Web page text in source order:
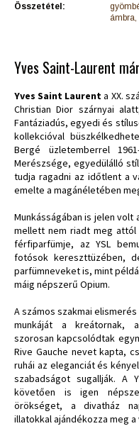
Összetétel:
ámbra,
Yves Saint-Laurent
Yves Saint Laurenta XX.
Christian Dior szárnyai
Fantáziadús, egyedi és
kollekcióval
Bergé üzletemberrel
Merészsége, egyedülálló
tudja ragadni az időtlent a
emelte a magánéletében
Munkásságában is jelen
mellett nem riadt meg attól
férfiparfümje, az YSL
fotósok kereszttüzében,
parfümneveket is, mint
máig népszerű Opium.
A számos szakmai
munkáját a kreátornak,
szorosan kapcsolódtak
Rive Gauche nevet kapta,
ruhái az eleganciát és
szabadságot sugallják. A
követően is igen
örökséget, a divatház
illatokkal ajándékozza meg a